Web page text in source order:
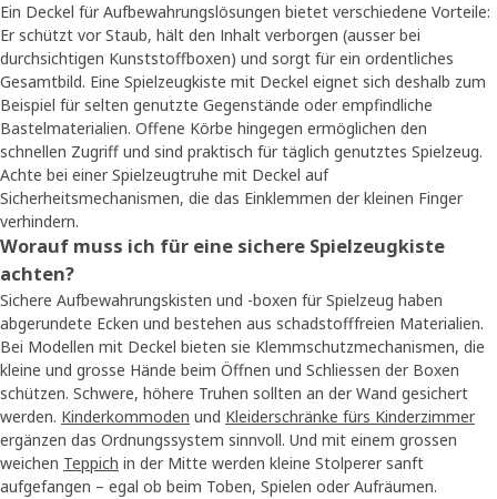
Ein Deckel für Aufbewahrungslösungen bietet verschiedene Vorteile:
Er schützt vor Staub, hält den Inhalt verborgen (ausser bei
durchsichtigen Kunststoffboxen) und sorgt für ein ordentliches
Gesamtbild. Eine Spielzeugkiste mit Deckel eignet sich deshalb zum
Beispiel für selten genutzte Gegenstände oder empfindliche
Bastelmaterialien. Offene Körbe hingegen ermöglichen den
schnellen Zugriff und sind praktisch für täglich genutztes Spielzeug.
Achte bei einer Spielzeugtruhe mit Deckel auf
Sicherheitsmechanismen, die das Einklemmen der kleinen Finger
verhindern.
Worauf muss ich für eine sichere Spielzeugkiste
achten?
Sichere Aufbewahrungskisten und -boxen für Spielzeug haben
abgerundete Ecken und bestehen aus schadstofffreien Materialien.
Bei Modellen mit Deckel bieten sie Klemmschutzmechanismen, die
kleine und grosse Hände beim Öffnen und Schliessen der Boxen
schützen. Schwere, höhere Truhen sollten an der Wand gesichert
werden. Kinderkommoden und Kleiderschränke fürs Kinderzimmer
ergänzen das Ordnungssystem sinnvoll. Und mit einem grossen
weichen Teppich in der Mitte werden kleine Stolperer sanft
aufgefangen – egal ob beim Toben, Spielen oder Aufräumen.